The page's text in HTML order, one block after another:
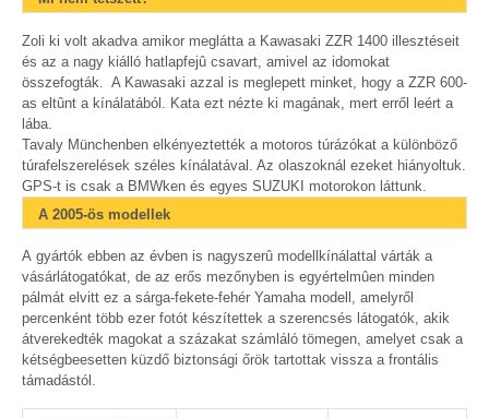
Zoli ki volt akadva amikor meglátta a Kawasaki ZZR 1400 illesztéseit
és az a nagy kiálló hatlapfejû csavart, amivel az idomokat
összefogták. A Kawasaki azzal is meglepett minket, hogy a ZZR 600-
as eltûnt a kínálatából. Kata ezt nézte ki magának, mert erről leért a
lába.
Tavaly Münchenben elkényeztették a motoros túrázókat a különböző
túrafelszerelések széles kínálatával. Az olaszoknál ezeket hiányoltuk.
GPS-t is csak a BMWken és egyes SUZUKI motorokon láttunk.
A 2005-ös modellek
A gyártók ebben az évben is nagyszerû modellkínálattal várták a
vásárlátogatókat, de az erős mezőnyben is egyértelmûen minden
pálmát elvitt ez a sárga-fekete-fehér Yamaha modell, amelyről
percenként több ezer fotót készítettek a szerencsés látogatók, akik
átverekedték magokat a százakat számláló tömegen, amelyet csak a
kétségbeesetten küzdő biztonsági őrök tartottak vissza a frontális
támadástól.